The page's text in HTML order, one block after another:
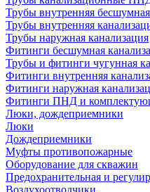
Трубы внутренняя
Трубы внутренняя
Трубы наружная канализация
Фитинги бесшумная
Трубы и фитинги чугунная
Фитинги внутренняя
Фитинги наружная
Фитинги ПНД и
Люки, дождеприемники
Люки
Дождеприемники
Муфты противопожарные
Оборудование для скважин
Предохранительная и
Воздухоотводчики